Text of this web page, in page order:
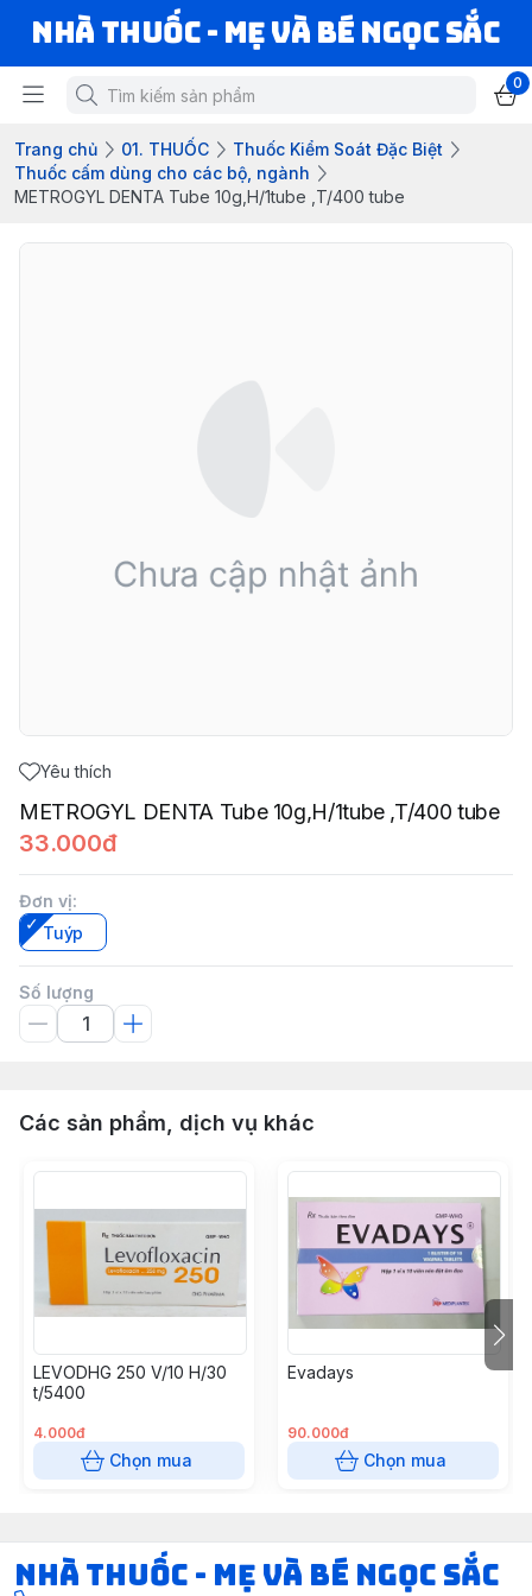
Nhà Thuốc - Mẹ và Bé Ngọc Sắc
0
Trang chủ 01. THUỐC
Thuốc Kiểm Soát Đặc Biệt
Thuốc cấm dùng cho các bộ, ngành
METROGYL DENTA Tube 10g,H/1tube ,T/400 tube
Yêu thích
METROGYL DENTA Tube 10g,H/1tube ,T/400 tube
33.000đ
Đơn vị:
Tuýp
Số lượng
Các sản phẩm, dịch vụ khác
LEVODHG 250 V/10 H/30
t/5400
4.000đ
Chọn mua
Evadays
90.000đ
Chọn mua
Nhà Thuốc - Mẹ và Bé Ngọc Sắc